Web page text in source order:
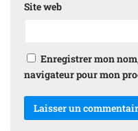
Site web
Enregistrer mon
navigateur pour mon